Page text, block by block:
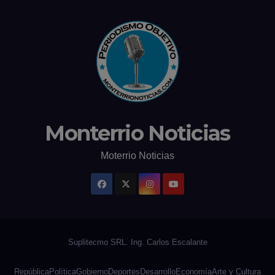
Monterrio Noticias
Moterrio Noticias
RepúblicaPolíticaGobiernoDeportes DesarrolloEconomíaArte y Cultura